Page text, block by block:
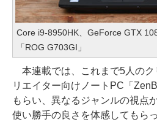
Core i9-8950HK、GeForce GTX
「ROG G703GI」
本連載では、これまで5人のク
リエイター向けノートPC「
もらい、異なるジャンルの視点
使い勝手の良さを体感してもら